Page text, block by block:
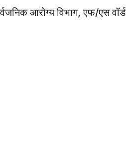
आरोग्य विभाग, एफ/एस वॉर्ड